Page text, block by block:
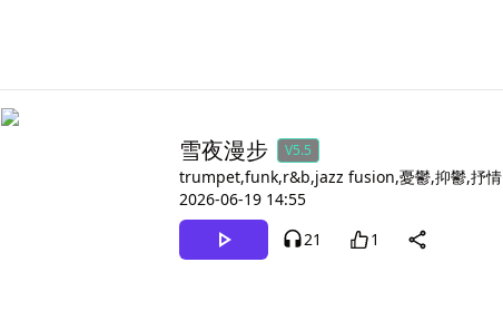
雪夜漫步 V5.5
trumpet,funk,r&b,jazz fusion,憂鬱,抑鬱,抒情
2026-06-19 14:55
21
1